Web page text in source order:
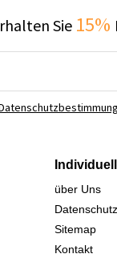
Sie 15%
über Uns
Datenschutz
Sitemap
Kontakt